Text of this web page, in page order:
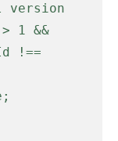
1 &&
!==